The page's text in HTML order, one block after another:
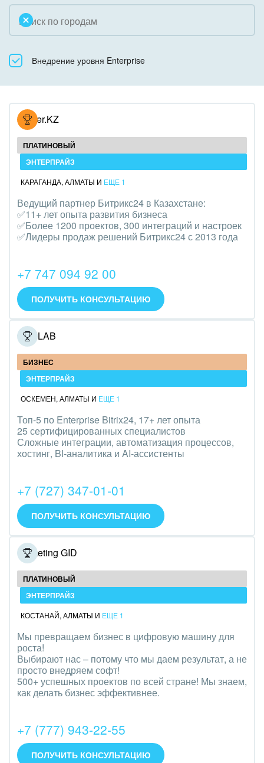
Интернет-магазин и CRM
Крупные корпоративные внедрения
Внедрение для медицины
Внедрение для гос.организаций
Внедрение онлайн-продаж
Внедрение онлайн-офиса / Интранета
Недвижимость, риэлтерские компании
Образование, наука
Общественно-политические организации
Охрана, безопасность
Промышленность
СМИ, издательства, справочники
Страхование
Строительство, ремонт и благоустройство
Транспорт, Авиация, автобизнес
Трудоустройство
Красота, фитнес, спорт
PR, маркетинг, реклама,
АПК и пищевая промышленность
Выставки, семинары, конференции
Горнодобывающая отрасль
Досуг, туризм и отдых
Изготовление памятников и мемориальных
комплексов
Инвестиционный бизнес
Интерьер, дизайн, декор
IT, Интернет
Консалтинговые и управленческие услуги
Культурные события, спорт, шоу-бизнес
Логистика
Мебель, лес, деревообработка
Медицина и фармацевтика
Металлургия
Мода, одежда, аксессуары, стиль
Нефть, газ
Оборудование, техника
Внедрение уровня Enterprise
Hoster.KZ
ПЛАТИНОВЫЙ
ЭНТЕРПРАЙЗ
КАРАГАНДА, АЛМАТЫ И ЕЩЕ 1
Ведущий партнер Битрикс24 в Казахстане:
✅11+ лет опыта развития бизнеса
✅Более 1200 проектов, 300 интеграций и настроек
✅Лидеры продаж решений Битрикс24 с 2013 года
+7 747 094 92 00
ПОЛУЧИТЬ КОНСУЛЬТАЦИЮ
ONELAB
БИЗНЕС
ЭНТЕРПРАЙЗ
ОСКЕМЕН, АЛМАТЫ И ЕЩЕ 1
Топ-5 по Enterprise Bitrix24, 17+ лет опыта
25 сертифицированных специалистов
Сложные интеграции, автоматизация процессов,
хостинг, BI-аналитика и AI-ассистенты
+7 (727) 347-01-01
ПОЛУЧИТЬ КОНСУЛЬТАЦИЮ
Marketing GID
ПЛАТИНОВЫЙ
ЭНТЕРПРАЙЗ
КОСТАНАЙ, АЛМАТЫ И ЕЩЕ 1
Мы превращаем бизнес в цифровую машину для
роста!
Выбирают нас – потому что мы даем результат, а не
просто внедряем софт!
500+ успешных проектов по всей стране! Мы знаем,
как делать бизнес эффективнее.
+7 (777) 943-22-55
ПОЛУЧИТЬ КОНСУЛЬТАЦИЮ